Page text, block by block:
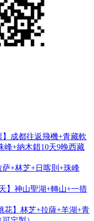
成都往返飛機+青藏軟
峰+納木錯10天9晚西藏
+林芝+日喀則+珠峰
】神山聖湖+轉山+一措
花】林芝+拉薩+羊湖+青